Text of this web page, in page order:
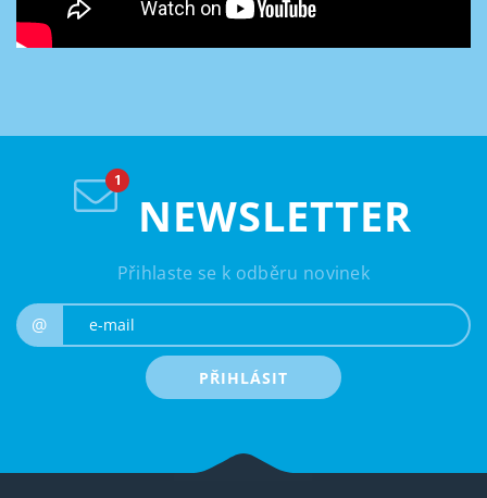
NEWSLETTER
Přihlaste se k odběru novinek
@
PŘIHLÁSIT